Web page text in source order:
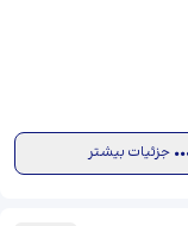
جزئیات بیشتر